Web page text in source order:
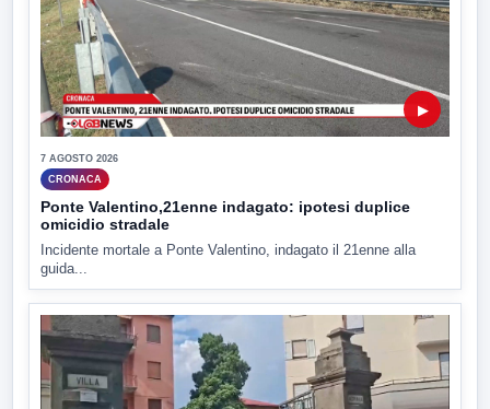
▶
7 AGOSTO 2026
CRONACA
Ponte Valentino,21enne indagato: ipotesi duplice
omicidio stradale
Incidente mortale a Ponte Valentino, indagato il 21enne alla
guida...